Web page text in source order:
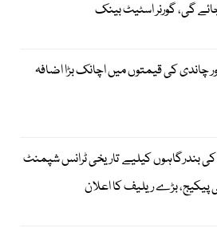
گی، گورنر اسٹیٹ بینک
چاندی کی قیمتوں میں اچانک بڑا اضافہ
بندرگاہوں کیلیے تاریخی ٹرانس شپمنٹ
پیکیج، بڑے ریلیف کا اعلان